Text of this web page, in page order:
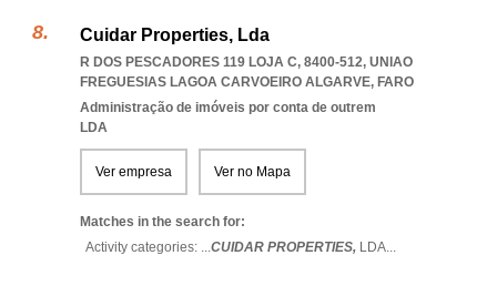
Cuidar Properties, Lda
R DOS PESCADORES 119 LOJA C, 8400-512, UNIAO
FREGUESIAS LAGOA CARVOEIRO ALGARVE, FARO
Administração de imóveis por conta de outrem
LDA
Ver empresa Ver no Mapa
Matches in the search for:
Activity categories: ...CUIDAR PROPERTIES, LDA...